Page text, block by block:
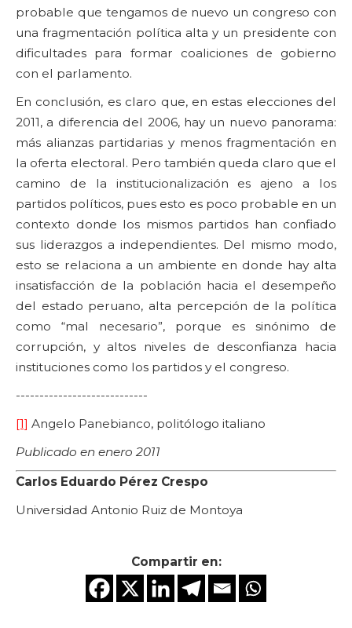
probable que tengamos de nuevo un congreso con
una fragmentación política alta y un presidente con
dificultades para formar coaliciones de gobierno
con el parlamento.
En conclusión, es claro que, en estas elecciones del
2011, a diferencia del 2006, hay un nuevo panorama:
más alianzas partidarias y menos fragmentación en
la oferta electoral. Pero también queda claro que el
camino de la institucionalización es ajeno a los
partidos políticos, pues esto es poco probable en un
contexto donde los mismos partidos han confiado
sus liderazgos a independientes. Del mismo modo,
esto se relaciona a un ambiente en donde hay alta
insatisfacción de la población hacia el desempeño
del estado peruano, alta percepción de la política
como “mal necesario”, porque es sinónimo de
corrupción, y altos niveles de desconfianza hacia
instituciones como los partidos y el congreso.
----------------------------
[1] Angelo Panebianco, politólogo italiano
Publicado en enero 2011
Carlos Eduardo Pérez Crespo
Universidad Antonio Ruiz de Montoya
Compartir en: